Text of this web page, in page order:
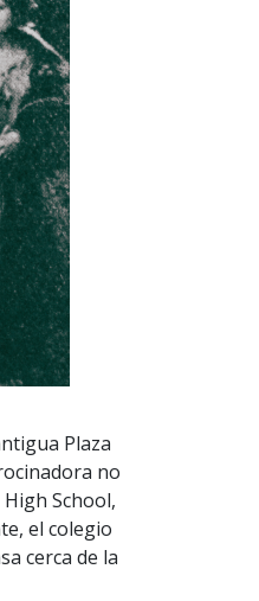
Plaza
no
School,
el colegio
cerca de la